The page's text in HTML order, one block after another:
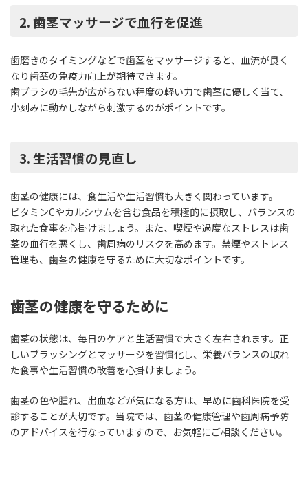
2. 歯茎マッサージで血行を促進
歯磨きのタイミングなどで歯茎をマッサージすると、血流が良く
なり歯茎の免疫力向上が期待できます。
歯ブラシの毛先が広がらない程度の軽い力で歯茎に優しく当て、
小刻みに動かしながら刺激するのがポイントです。
3. 生活習慣の見直し
歯茎の健康には、食生活や生活習慣も大きく関わっています。
ビタミンCやカルシウムを含む食品を積極的に摂取し、バランスの
取れた食事を心掛けましょう。また、喫煙や過度なストレスは歯
茎の血行を悪くし、歯周病のリスクを高めます。禁煙やストレス
管理も、歯茎の健康を守るために大切なポイントです。
歯茎の健康を守るために
歯茎の状態は、毎日のケアと生活習慣で大きく左右されます。正
しいブラッシングとマッサージを習慣化し、栄養バランスの取れ
た食事や生活習慣の改善を心掛けましょう。
歯茎の色や腫れ、出血などが気になる方は、早めに歯科医院を受
診することが大切です。当院では、歯茎の健康管理や歯周病予防
のアドバイスを行なっていますので、お気軽にご相談ください。